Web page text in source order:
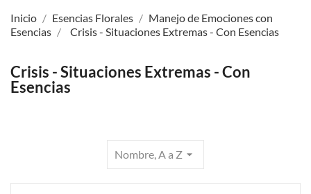
Inicio Esencias Florales
Manejo de Emociones con
Esencias
Crisis - Situaciones Extremas - Con Esencias
Crisis - Situaciones Extremas - Con
Esencias
Nombre, A a Z arrow_drop_down